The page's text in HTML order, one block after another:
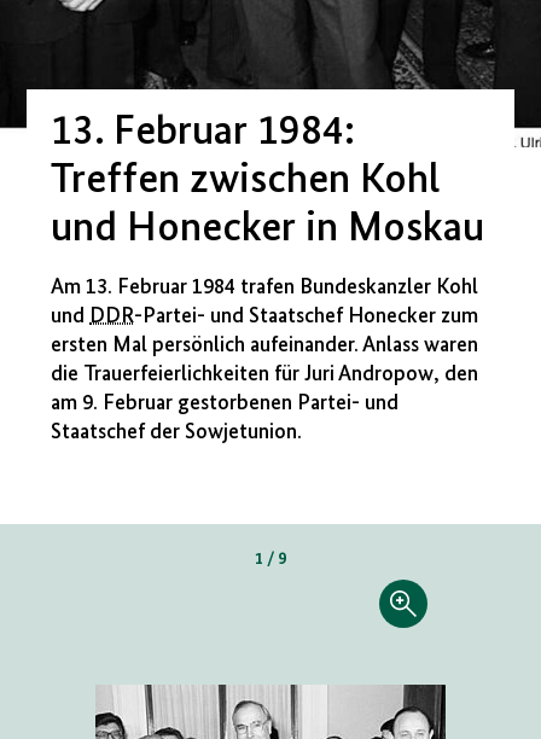
13. Februar 1984:
Treffen zwischen Kohl
und Honecker in Moskau
Am 13. Februar 1984 trafen Bundeskanzler Kohl
und DDR-Partei- und Staatschef Honecker zum
ersten Mal persönlich aufeinander. Anlass waren
die Trauerfeierlichkeiten für Juri Andropow, den
am 9. Februar gestorbenen Partei- und
Staatschef der Sowjetunion.
1 / 9